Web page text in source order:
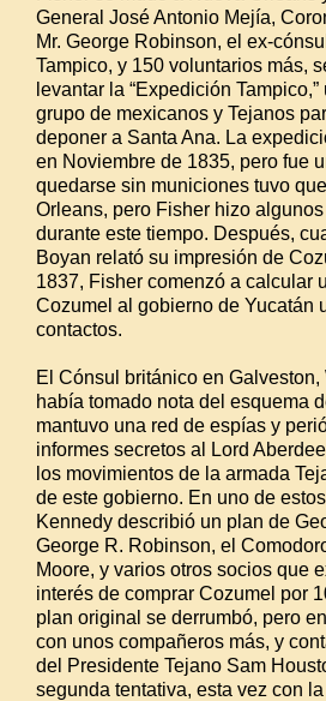
General José Antonio Mejía,
Mr. George Robinson, el ex-
Tampico, y 150 voluntarios más,
levantar la “Expedición
grupo de mexicanos y Tejanos
deponer a Santa Ana. La
en Noviembre de 1835, pero fue
quedarse sin municiones tuvo
Orleans, pero Fisher hizo
durante este tiempo. Después,
Boyan relató su impresión de
1837, Fisher comenzó a calcular
Cozumel al gobierno de Yucatán
contactos.
El Cónsul británico en
había tomado nota del esquema
mantuvo una red de espías y
informes secretos al Lord
los movimientos de la armada
de este gobierno. En uno de
Kennedy describió un plan de
George R. Robinson, el
Moore, y varios otros socios que
interés de comprar Cozumel por
plan original se derrumbó, pero
con unos compañeros más, y
del Presidente Tejano Sam
segunda tentativa, esta vez con